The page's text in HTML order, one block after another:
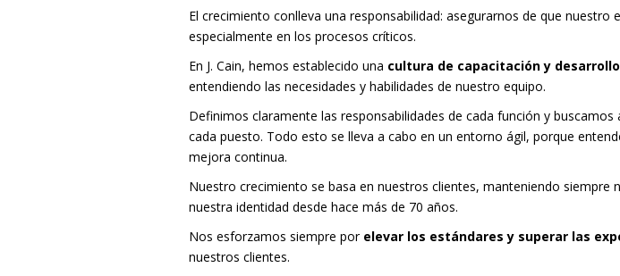
El crecimiento conlleva una responsabilidad: asegurarnos de que
especialmente en los procesos críticos.
En J. Cain, hemos establecido una cultura de capacitación y
entendiendo las necesidades y habilidades de nuestro equipo.
Definimos claramente las responsabilidades de cada función y
cada puesto. Todo esto se lleva a cabo en un entorno ágil, porque
mejora continua.
Nuestro crecimiento se basa en nuestros clientes, manteniendo siempre
nuestra identidad desde hace más de 70 años.
Nos esforzamos siempre por elevar los estándares y superar las
nuestros clientes.